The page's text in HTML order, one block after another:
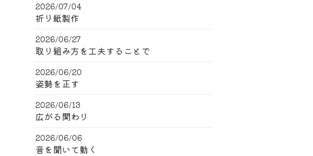
2026/07/04
折り紙製作
2026/06/27
取り組み方を工夫することで
2026/06/20
姿勢を正す
2026/06/13
広がる関わり
2026/06/06
音を聞いて動く